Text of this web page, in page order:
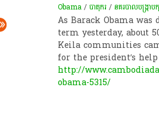
Obama/បាតុករ/នគរបាលបង្ក្រាប
As Barack Obama
term yesterday, about
Keila communities
for the president’s
http://
obama-5315/